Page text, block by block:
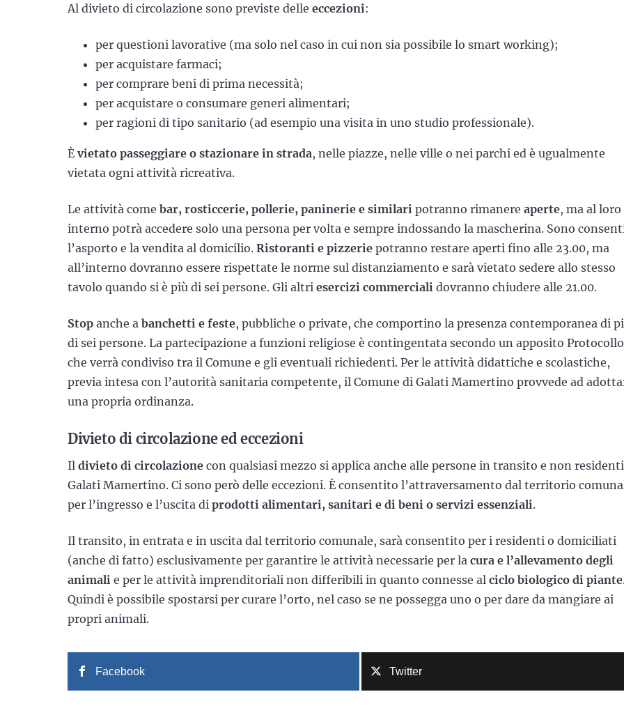
Al divieto di circolazione sono previste delle eccezioni:
per questioni lavorative (ma solo nel caso in cui non sia possibile lo smart working);
per acquistare farmaci;
per comprare beni di prima necessità;
per acquistare o consumare generi alimentari;
per ragioni di tipo sanitario (ad esempio una visita in uno studio professionale).
È vietato passeggiare o stazionare in strada, nelle piazze, nelle ville o nei parchi ed è ugualmente
vietata ogni attività ricreativa.
Le attività come bar, rosticcerie, pollerie, paninerie e similari potranno rimanere aperte, ma al loro
interno potrà accedere solo una persona per volta e sempre indossando la mascherina. Sono
l’asporto e la vendita al domicilio. Ristoranti e pizzerie potranno restare aperti fino alle 23.00, ma
all’interno dovranno essere rispettate le norme sul distanziamento e sarà vietato sedere allo stesso
tavolo quando si è più di sei persone. Gli altri esercizi commerciali dovranno chiudere alle 21.00.
Stop anche a banchetti e feste, pubbliche o private, che comportino la presenza contemporanea di
di sei persone. La partecipazione a funzioni religiose è contingentata secondo un apposito Protocollo
che verrà condiviso tra il Comune e gli eventuali richiedenti. Per le attività didattiche e scolastiche,
previa intesa con l’autorità sanitaria competente, il Comune di Galati Mamertino provvede ad
una propria ordinanza.
Divieto di circolazione ed eccezioni
Il divieto di circolazione con qualsiasi mezzo si applica anche alle persone in transito e non
Galati Mamertino. Ci sono però delle eccezioni. È consentito l’attraversamento dal territorio
per l’ingresso e l’uscita di prodotti alimentari, sanitari e di beni o servizi essenziali.
Il transito, in entrata e in uscita dal territorio comunale, sarà consentito per i residenti o domiciliati
(anche di fatto) esclusivamente per garantire le attività necessarie per la cura e l’allevamento degli
animali e per le attività imprenditoriali non differibili in quanto connesse al ciclo biologico di piante
Quindi è possibile spostarsi per curare l’orto, nel caso se ne possegga uno o per dare da mangiare ai
propri animali.
Facebook Twitter